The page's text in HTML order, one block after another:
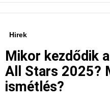
Hirek
Mikor kezdődik
All Stars 2025?
ismétlés?